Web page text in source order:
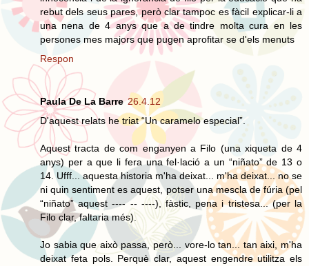
rebut dels seus pares, però clar tampoc es fàcil explicar-li a
una nena de 4 anys que a de tindre molta cura en les
persones mes majors que pugen aprofitar se d'els menuts
Respon
Paula De La Barre 26.4.12
D'aquest relats he triat “Un caramelo especial”.
Aquest tracta de com enganyen a Filo (una xiqueta de 4
anys) per a que li fera una fel·lació a un “niñato” de 13 o
14. Ufff... aquesta historia m'ha deixat... m'ha deixat... no se
ni quin sentiment es aquest, potser una mescla de fúria (pel
“niñato” aquest ---- -- ----), fàstic, pena i tristesa... (per la
Filo clar, faltaria més).
Jo sabia que això passa, però... vore-lo tan... tan aixi, m'ha
deixat feta pols. Perquè clar, aquest engendre utilitza els